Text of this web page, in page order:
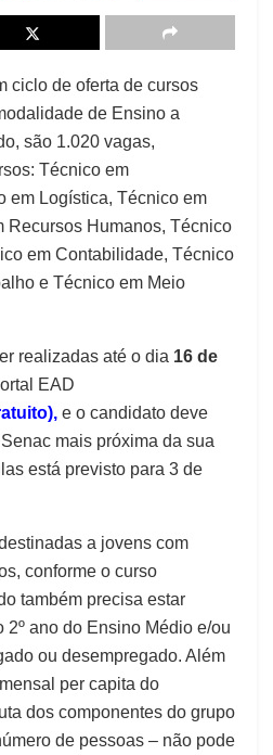
ciclo de oferta de cursos
de Ensino a
são 1.020 vagas,
Técnico em
em Logística, Técnico em
Recursos Humanos, Técnico
em Contabilidade, Técnico
e Técnico em Meio
realizadas até o dia 16 de
EAD
), e o candidato deve
mais próxima da sua
está previsto para 3 de
a jovens com
conforme o curso
também precisa estar
2º ano do Ensino Médio e/ou
ou desempregado. Além
per capita do
dos componentes do grupo
de pessoas – não pode